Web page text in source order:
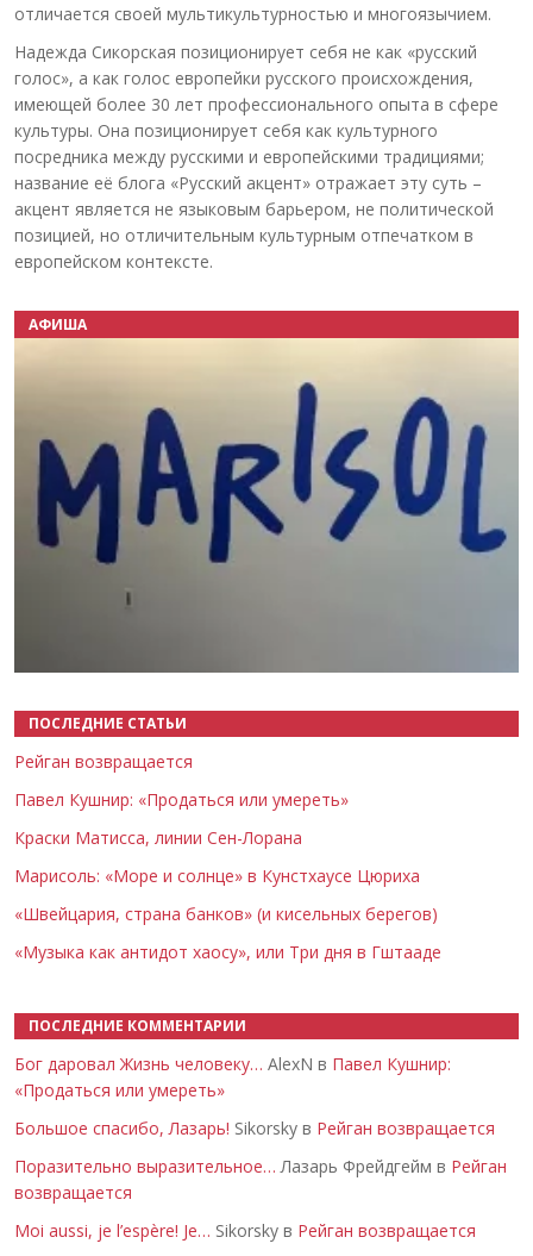
отличается своей мультикультурностью и многоязычием.
Надежда Сикорская позиционирует себя не как «русский
голос», а как голос европейки русского происхождения,
имеющей более 30 лет профессионального опыта в сфере
культуры. Она позиционирует себя как культурного
посредника между русскими и европейскими традициями;
название её блога «Русский акцент» отражает эту суть –
акцент является не языковым барьером, не политической
позицией, но отличительным культурным отпечатком в
европейском контексте.
АФИША
ПОСЛЕДНИЕ СТАТЬИ
Рейган возвращается
Павел Кушнир: «Продаться или умереть»
Краски Матисса, линии Сен-Лорана
Марисоль: «Море и солнце» в Кунстхаусе Цюриха
«Швейцария, страна банков» (и кисельных берегов)
«Музыка как антидот хаосу», или Три дня в Гштааде
ПОСЛЕДНИЕ КОММЕНТАРИИ
Бог даровал Жизнь человеку… AlexN в Павел Кушнир:
«Продаться или умереть»
Большое спасибо, Лазарь! Sikorsky в Рейган возвращается
Поразительно выразительное… Лазарь Фрейдгейм в Рейган
возвращается
Moi aussi, je l’espère! Je… Sikorsky в Рейган возвращается